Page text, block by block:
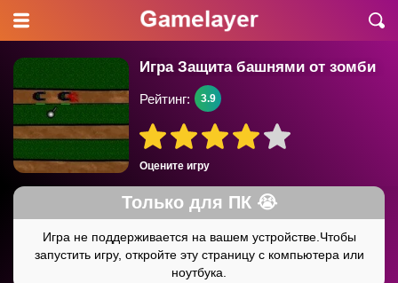
Игра Защита башнями от зомби
Оцените игру
Рейтинг: 3.9